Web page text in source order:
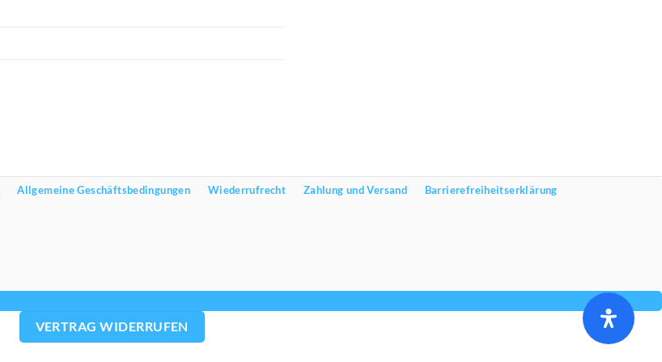
Allgemeine Geschäftsbedingungen Wiederrufrecht Zahlung und Versand Barrierefreiheitserklärung
VERTRAG WIDERRUFEN